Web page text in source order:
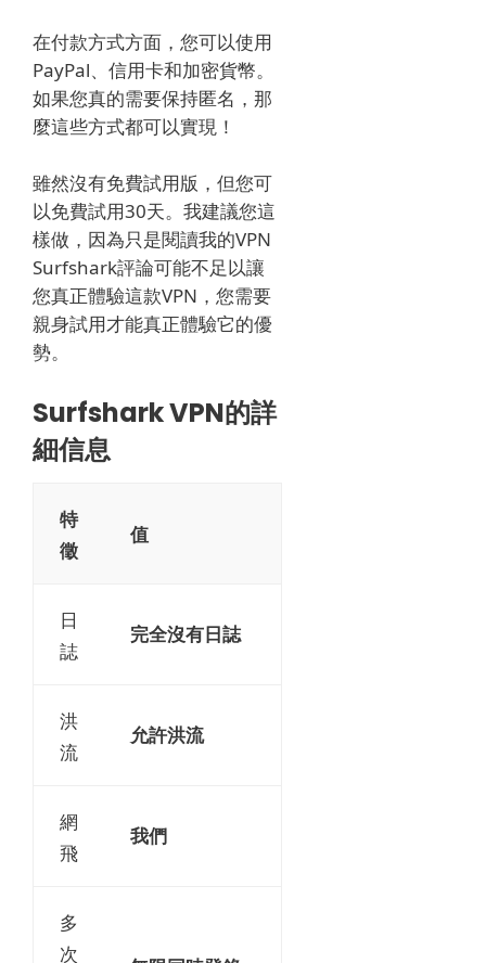
在付款方式方面，您可以使用
PayPal、信用卡和加密貨幣。
如果您真的需要保持匿名，那
麼這些方式都可以實現！
雖然沒有免費試用版，但您可
以免費試用30天。我建議您這
樣做，因為只是閱讀我的VPN
Surfshark評論可能不足以讓
您真正體驗這款VPN，您需要
親身試用才能真正體驗它的優
勢。
Surfshark VPN的詳
細信息
特
徵
值
日
誌
完全沒有日誌
洪
流
允許洪流
網
飛
我們
多
次